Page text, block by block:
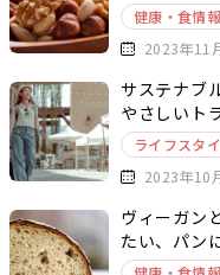
健康・食情
2023年11
サステナブ
やさしいト
ライフスタ
2023年10
ヴィーガン
たい、パン